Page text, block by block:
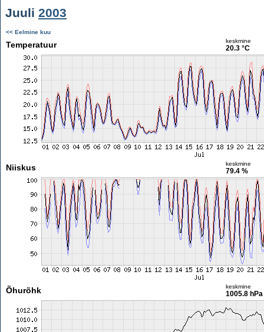
Juuli 2003
<< Eelmine kuu
Temperatuur keskmine
20.3 °C
Niiskus keskmine
79.4 %
Õhurõhk keskmine
1005.8 hPa